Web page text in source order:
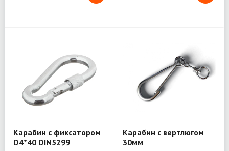
Карабин с фиксатором
D4*40 DIN5299
Карабин с вертлюгом
30мм